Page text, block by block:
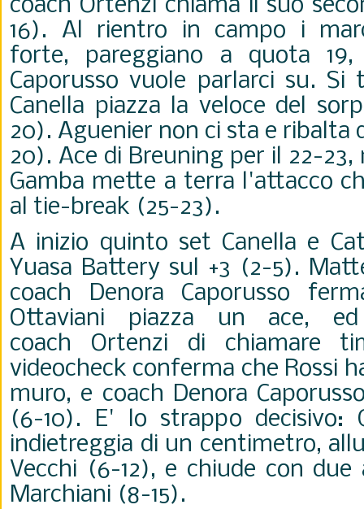
coach Ortenzi chiama il suo
16). Al rientro in campo i
forte, pareggiano a quota
Caporusso vuole parlarci su. Si
Canella piazza la veloce del
20). Aguenier non ci sta e ribalta
20). Ace di Breuning per il 22-
Gamba mette a terra l'attacco
al tie-break (25-23).
A inizio quinto set Canella e
Yuasa Battery sul +3 (2-5).
coach Denora Caporusso
Ottaviani piazza un ace,
coach Ortenzi di chiamare
videocheck conferma che Rossi
muro, e coach Denora
(6-10). E' lo strappo decisivo:
indietreggia di un centimetro,
Vecchi (6-12), e chiude con due
Marchiani (8-15).